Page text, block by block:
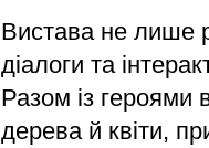
Вистава не лише
діалоги та
Разом із героями
дерева й квіти,